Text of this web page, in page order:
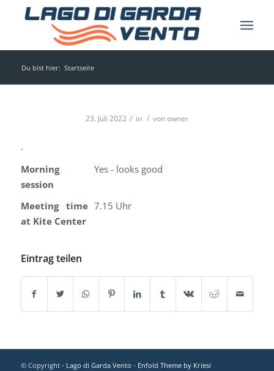
Du bist hier: Startseite
23. Juli 2022 / in / vonowner
.
Morning
session
Yes - looks good
Meeting time
at Kite Center
7.15 Uhr
Eintrag teilen
© Copyright - Lago di Garda Vento - Enfold Theme by Kriesi